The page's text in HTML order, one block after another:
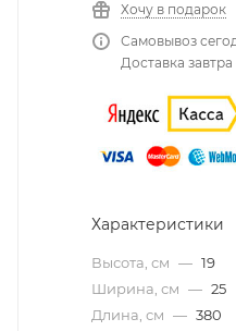
Хочу в подарок
Самовывоз
Доставка завтра
Характеристики
Высота, см — 19
Ширина, см — 25
Длина, см — 380